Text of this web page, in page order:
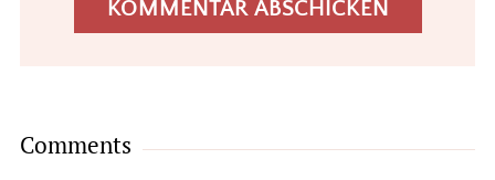
Comments